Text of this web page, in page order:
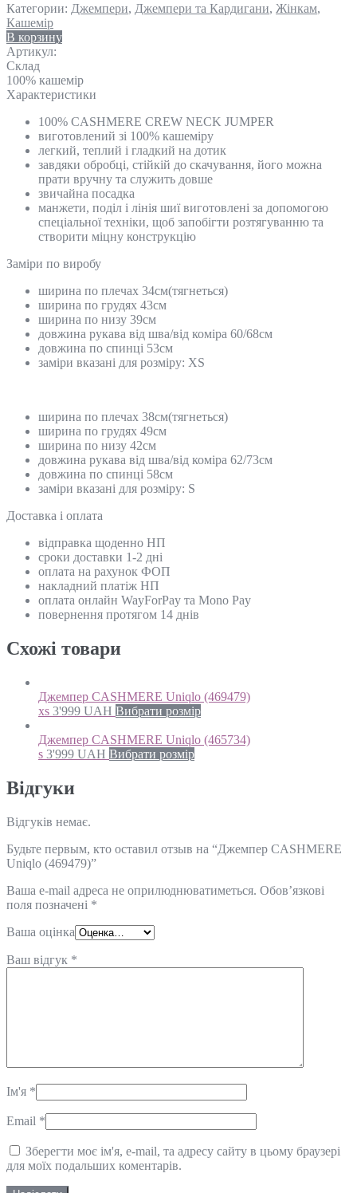
Категории: Джемпери, Джемпери та Кардигани, Жінкам,
Кашемір
В корзину
Артикул:
Склад
100% кашемір
Характеристики
100% CASHMERE CREW NECK JUMPER
виготовлений зі 100% кашеміру
легкий, теплий і гладкий на дотик
завдяки обробці, стійкій до скачування, його можна
прати вручну та служить довше
звичайна посадка
манжети, поділ і лінія шиї виготовлені за допомогою
спеціальної техніки, щоб запобігти розтягуванню та
створити міцну конструкцію
Замiри по виробу
ширина по плечах 34см(тягнеться)
ширина по грудях 43см
ширина по низу 39см
довжина рукава від шва/від коміра 60/68см
довжина по спинці 53см
заміри вказані для розміру: XS
ширина по плечах 38см(тягнеться)
ширина по грудях 49см
ширина по низу 42см
довжина рукава від шва/від коміра 62/73см
довжина по спинці 58см
заміри вказані для розміру: S
Доставка і оплата
відправка щоденно НП
сроки доставки 1-2 дні
оплата на рахунок ФОП
накладний платіж НП
оплата онлайн WayForPay та Mono Pay
повернення протягом 14 днів
Схожi товари
Джемпер CASHMERE Uniqlo (469479)
xs 3'999 UAH Вибрати розмір
Джемпер CASHMERE Uniqlo (465734)
s 3'999 UAH Вибрати розмір
Відгуки
Відгуків немає.
Будьте первым, кто оставил отзыв на “Джемпер CASHMERE
Uniqlo (469479)”
Ваша e-mail адреса не оприлюднюватиметься. Обов’язкові
поля позначені *
Ваша оцінка
Ваш відгук *
Ім'я *
Email *
Зберегти моє ім'я, e-mail, та адресу сайту в цьому браузері
для моїх подальших коментарів.